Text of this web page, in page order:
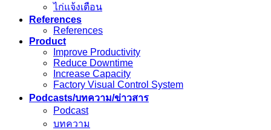
ไก่แจ้งเตือน
References
References
Product
Improve Productivity
Reduce Downtime
Increase Capacity
Factory Visual Control System
Podcasts/บทความ/ข่าวสาร
Podcast
บทความ